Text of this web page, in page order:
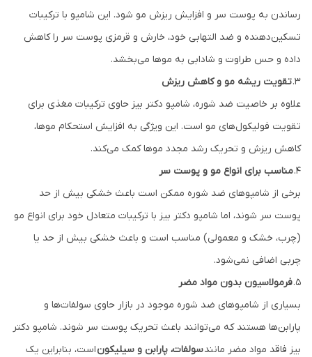
رساندن به پوست سر و افزایش ریزش مو شود. این شامپو با ترکیبات
تسکین‌دهنده و ضد التهابی خود، خارش و قرمزی پوست سر را کاهش
داده و حس طراوت و شادابی به موها می‌بخشد.
۳. تقویت ریشه مو و کاهش ریزش
علاوه بر خاصیت ضد شوره، شامپو دکتر بیز حاوی ترکیبات مغذی برای
تقویت فولیکول‌های مو است. این ویژگی به افزایش استحکام موها،
کاهش ریزش و تحریک رشد مجدد موها کمک می‌کند.
۴. مناسب برای انواع مو و پوست سر
برخی از شامپوهای ضد شوره ممکن است باعث خشکی بیش از حد
پوست سر شوند، اما شامپو دکتر بیز با ترکیبات متعادل خود برای انواع مو
(چرب، خشک و معمولی) مناسب است و باعث خشکی بیش از حد یا
چربی اضافی نمی‌شود.
۵. فرمولاسیون بدون مواد مضر
بسیاری از شامپوهای ضد شوره موجود در بازار حاوی سولفات‌ها و
پارابن‌ها هستند که می‌توانند باعث تحریک پوست سر شوند. شامپو دکتر
بیز فاقد مواد مضر مانندسولفات، پارابن و سیلیکوناست، بنابراین یک